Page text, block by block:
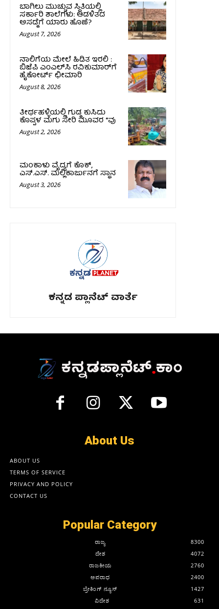
ಬಾಗಿಲು ಮುಚ್ಚುವ ಸ್ಥಿತಿಯಲ್ಲಿ
ಸರ್ಕಾರಿ ಶಾಲೆಗಳು: ಆಡಳಿತದ
ಅಸಡ್ಡೆಗೆ ಯಾರು ಹೊಣೆ?
August 7, 2026
ನಾಲಿಗೆಯ ಮೇಲೆ ಹಿಡಿತ ಇರಲಿ :
ಬಿಜೆಪಿ ಎಂಎಲ್‌ಸಿ ರವಿಕುಮಾರ್‌ಗೆ
ಹೈಕೋರ್ಟ್ ಛೀಮಾರಿ
August 8, 2026
ತೀರ್ಥಹಳ್ಳಿಯಲ್ಲಿ ಗುಡ್ಡ ಕುಸಿದು
ಕೊಪ್ಪಳ ಮಗು ಸೇರಿ ಮೂವರ *ವು
August 2, 2026
ಮಂಕಾಳು ವೈದ್ಯಗೆ ಕೊಕ್‌,
ಎಸ್‌.ಎಸ್‌. ಮಲ್ಲಿಕಾರ್ಜುನಗೆ ಸ್ಥಾನ
August 3, 2026
ಕನ್ನಡ ಪ್ಲಾನೆಟ್ ವಾರ್ತೆ
About Us
ABOUT US
TERMS OF SERVICE
PRIVACY AND POLICY
CONTACT US
Popular Category
ರಾಜ್ಯ
8300
ದೇಶ
4072
ರಾಜಕೀಯ
2760
ಅಪರಾಧ
2400
ಬ್ರೇಕಿಂಗ್ ನ್ಯೂಸ್
1427
ವಿದೇಶ
631